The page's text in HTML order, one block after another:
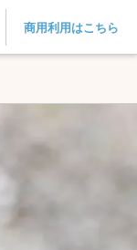
商用利用はこちら